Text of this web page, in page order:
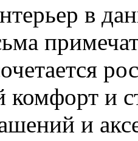
в
комфорт и
и